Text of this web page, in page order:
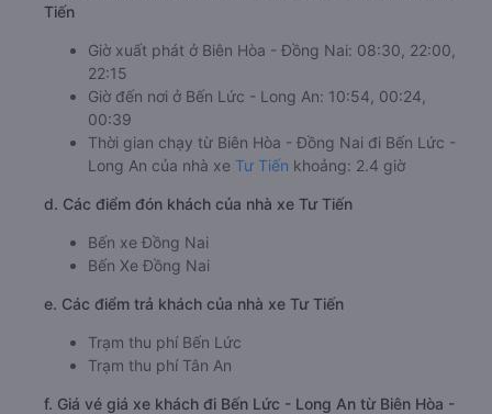
Tiến
Giờ xuất phát ở Biên Hòa - Đồng Nai: 08:30, 22:00,
22:15
Giờ đến nơi ở Bến Lức - Long An: 10:54, 00:24,
00:39
Thời gian chạy từ Biên Hòa - Đồng Nai đi Bến Lức -
Long An của nhà xe Tư Tiến khoảng: 2.4 giờ
d. Các điểm đón khách của nhà xe Tư Tiến
Bến xe Đồng Nai
Bến Xe Đồng Nai
e. Các điểm trả khách của nhà xe Tư Tiến
Trạm thu phí Bến Lức
Trạm thu phí Tân An
f. Giá vé giá xe khách đi Bến Lức - Long An từ Biên Hòa -